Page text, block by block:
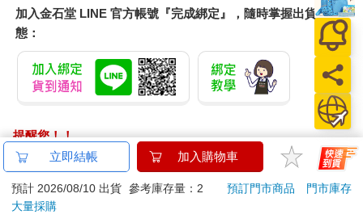
加入金石堂 LINE 官方帳號『完成綁定』，隨時掌握出貨動
態：
提醒您！！
金石堂及銀行均不會請您操作ATM! 如接獲電話要求您前往
ATM提款機，請不要聽從指示，以免受騙上當！
退換貨須知：
立即結帳 加入購物車
預計 2026/08/10 出貨 參考庫存量：2 預訂門市商品
門市庫存
大量採購